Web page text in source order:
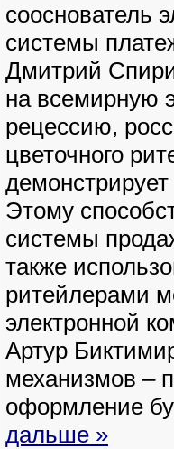
сооснователь
системы
Дмитрий
на всемирную
рецессию,
цветочного
Этому
системы
также
ритейлерами
электронной
Артур
механизмов –
оформление
дальше »